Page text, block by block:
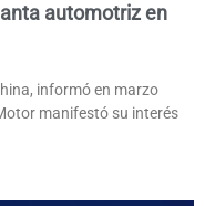
automotriz en
informó en marzo
manifestó su interés